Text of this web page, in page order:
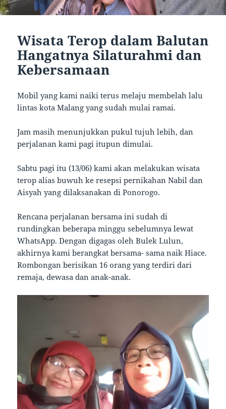
Wisata Terop dalam Balutan
Hangatnya Silaturahmi dan
Kebersamaan
Mobil yang kami naiki terus melaju membelah lalu
lintas kota Malang yang sudah mulai ramai.
Jam masih menunjukkan pukul tujuh lebih, dan
perjalanan kami pagi itupun dimulai.
Sabtu pagi itu (13/06) kami akan melakukan wisata
terop alias buwuh ke resepsi pernikahan Nabil dan
Aisyah yang dilaksanakan di Ponorogo.
Rencana perjalanan bersama ini sudah di
rundingkan beberapa minggu sebelumnya lewat
WhatsApp. Dengan digagas oleh Bulek Lulun,
akhirnya kami berangkat bersama- sama naik Hiace.
Rombongan berisikan 16 orang yang terdiri dari
remaja, dewasa dan anak-anak.